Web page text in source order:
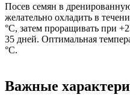
Посев семян в
желательно охладить в
°С, затем проращивать при
35 дней. Оптимальная
°С.
Важные